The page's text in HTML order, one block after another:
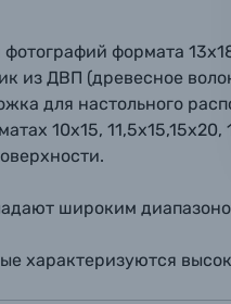
формата
из ДВП (древесное
для настольного
10х15,
широким
характеризуются